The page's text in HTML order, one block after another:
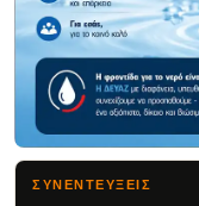
ΣΥΝΕΝΤΕΥΞΕΙΣ